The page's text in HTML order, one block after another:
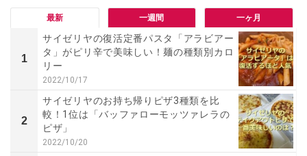
最新 一週間 一ヶ月
1
サイゼリヤの復活定番パスタ「アラビアー
タ」がピリ辛で美味しい！麺の種類別カロ
リー
2022/10/17
2
サイゼリヤのお持ち帰りピザ3種類を比
較！1位は「バッファローモッツァレラの
ピザ」
2022/10/20